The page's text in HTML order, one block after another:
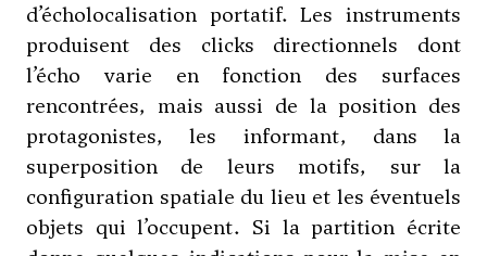
d’écholocalisation portatif. Les instruments
produisent des clicks directionnels dont
l’écho varie en fonction des surfaces
rencontrées, mais aussi de la position des
protagonistes, les informant, dans la
superposition de leurs motifs, sur la
configuration spatiale du lieu et les éventuels
objets qui l’occupent. Si la partition écrite